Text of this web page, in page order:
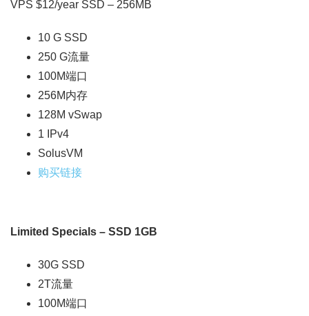
VPS $12/year SSD – 256MB
10 G SSD
250 G流量
100M端口
256M内存
128M vSwap
1 IPv4
SolusVM
购买链接
Limited Specials – SSD 1GB
30G SSD
2T流量
100M端口